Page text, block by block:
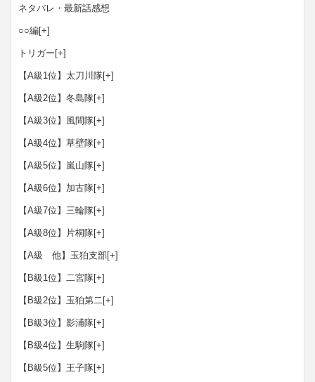
ネタバレ・最新話感想
○○編[+]
トリガー [+]
【A級1位】太刀川隊[+]
【A級2位】冬島隊[+]
【A級3位】風間隊[+]
【A級4位】草壁隊[+]
【A級5位】嵐山隊[+]
【A級6位】加古隊[+]
【A級7位】三輪隊[+]
【A級8位】片桐隊[+]
【A級 他】玉狛支部[+]
【B級1位】二宮隊[+]
【B級2位】玉狛第二[+]
【B級3位】影浦隊[+]
【B級4位】生駒隊[+]
【B級5位】王子隊[+]